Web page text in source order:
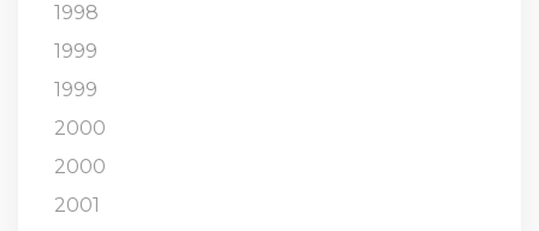
1998
1999
1999
2000
2000
2001